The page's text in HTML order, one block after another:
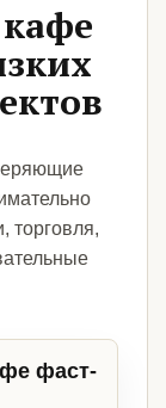
торговля,
фаст-